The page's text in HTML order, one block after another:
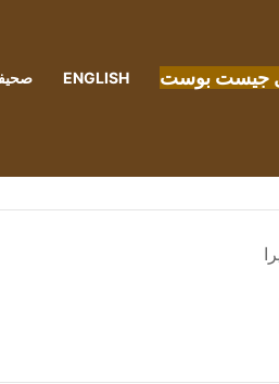
جيست بوست ENGLISH صحيفة 24